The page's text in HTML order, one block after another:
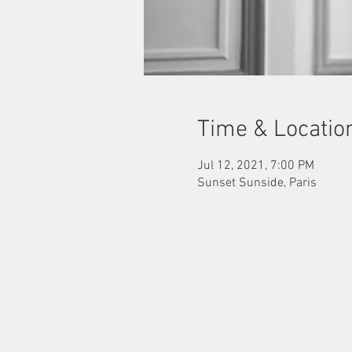
Time &
Jul 12, 2021, 7:00 PM
Sunset Sunside, Paris